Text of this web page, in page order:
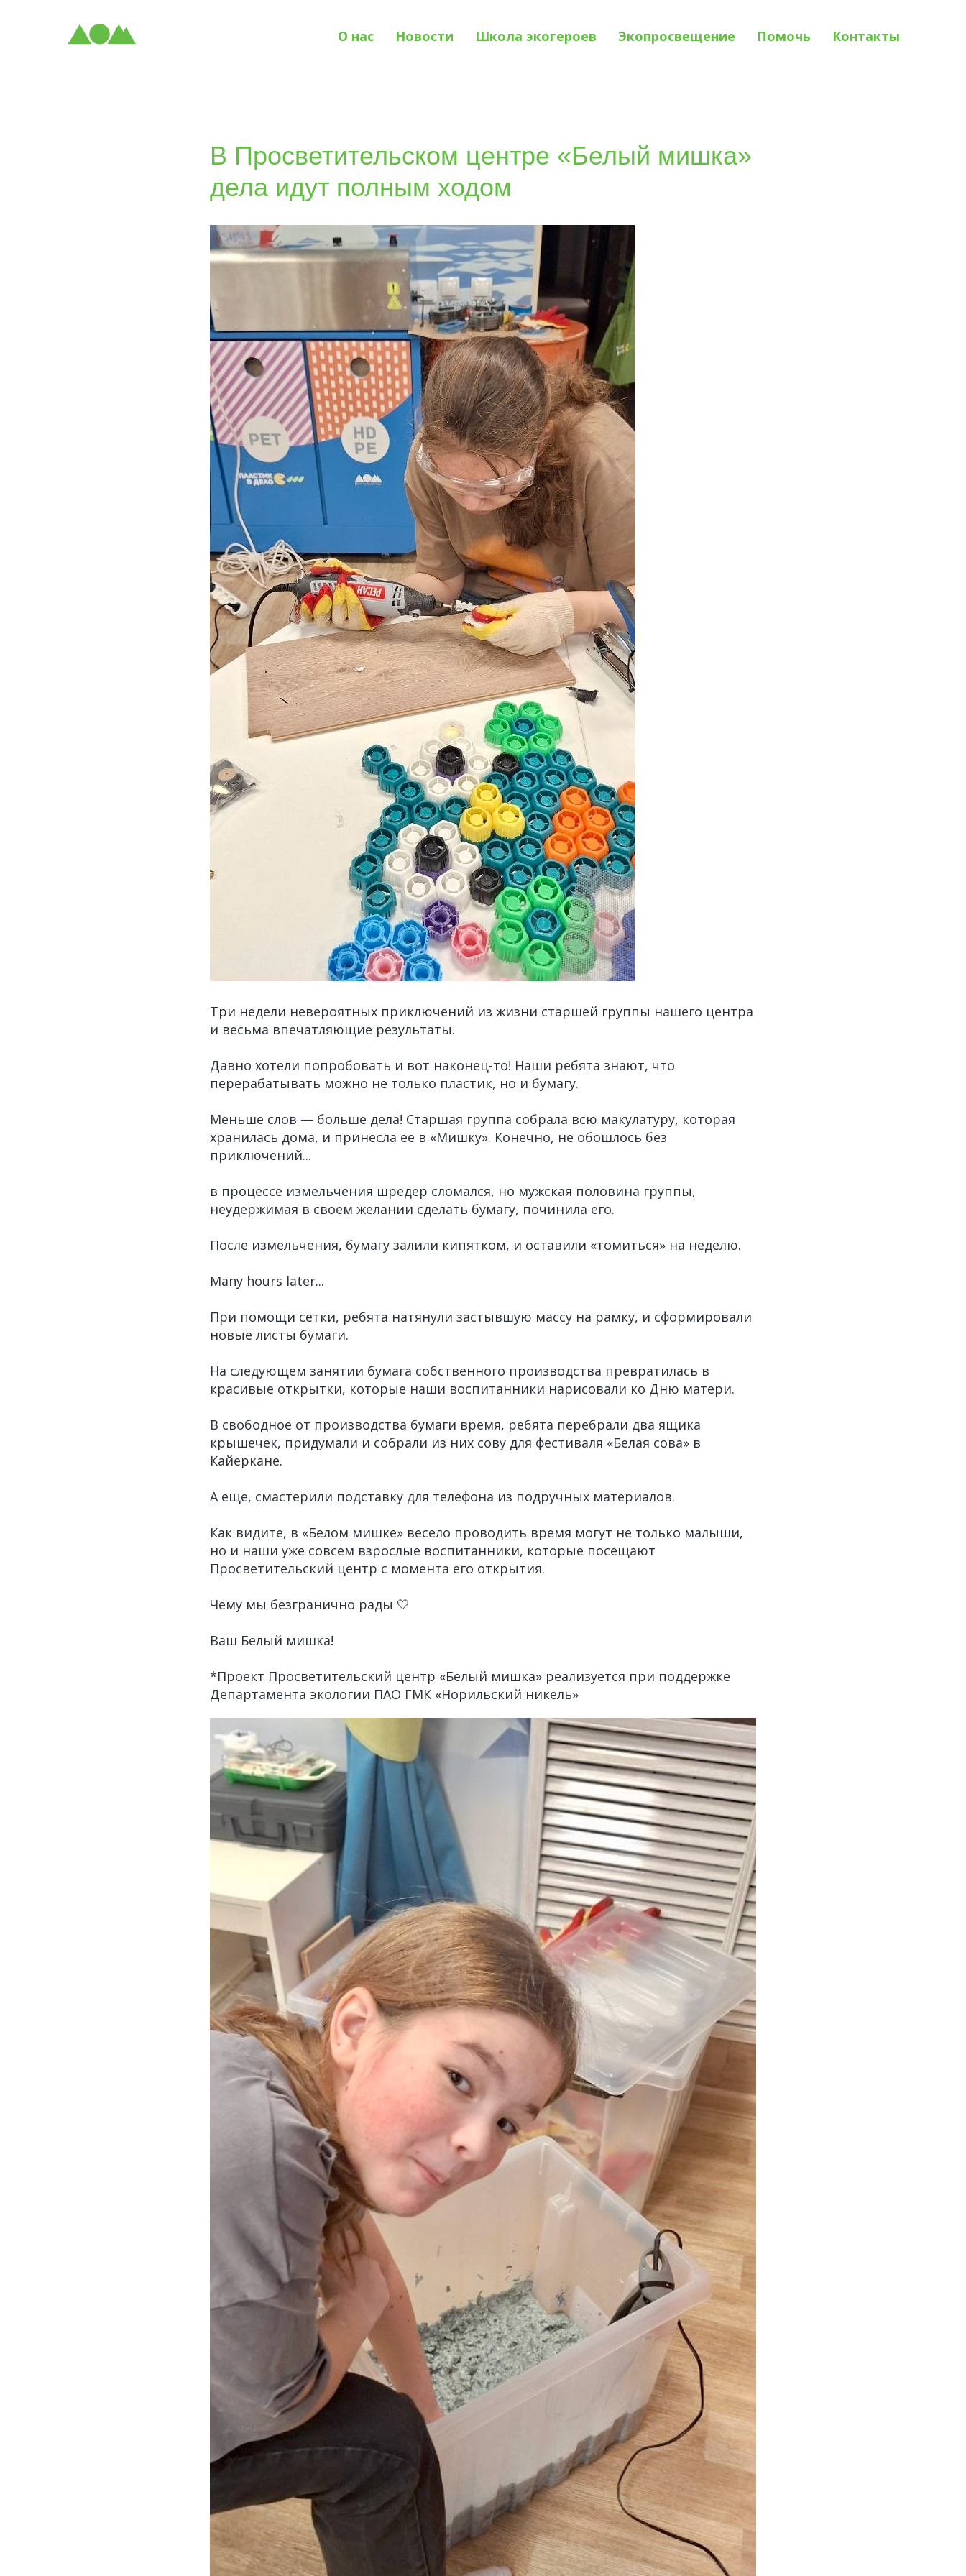
О нас Новости Школа экогероев Экопросвещение Помочь Контакты
В Просветительском центре «Белый мишка»
дела идут полным ходом
Три недели невероятных приключений из жизни старшей группы нашего центра
и весьма впечатляющие результаты.
Давно хотели попробовать и вот наконец-то! Наши ребята знают, что
перерабатывать можно не только пластик, но и бумагу.
Меньше слов — больше дела! Старшая группа собрала всю макулатуру, которая
хранилась дома, и принесла ее в «Мишку». Конечно, не обошлось без
приключений...
в процессе измельчения шредер сломался, но мужская половина группы,
неудержимая в своем желании сделать бумагу, починила его.
После измельчения, бумагу залили кипятком, и оставили «томиться» на неделю.
Many hours later...
При помощи сетки, ребята натянули застывшую массу на рамку, и сформировали
новые листы бумаги.
На следующем занятии бумага собственного производства превратилась в
красивые открытки, которые наши воспитанники нарисовали ко Дню матери.
В свободное от производства бумаги время, ребята перебрали два ящика
крышечек, придумали и собрали из них сову для фестиваля «Белая сова» в
Кайеркане.
А еще, смастерили подставку для телефона из подручных материалов.
Как видите, в «Белом мишке» весело проводить время могут не только малыши,
но и наши уже совсем взрослые воспитанники, которые посещают
Просветительский центр с момента его открытия.
Чему мы безгранично рады 🤍
Ваш Белый мишка!
*Проект Просветительский центр «Белый мишка» реализуется при поддержке
Департамента экологии ПАО ГМК «Норильский никель»